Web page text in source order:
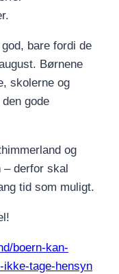
bare fordi de
Børnene
skolerne og
gode
og
derfor skal
tid som muligt.
boern-kan-
ikke-tage-hensyn